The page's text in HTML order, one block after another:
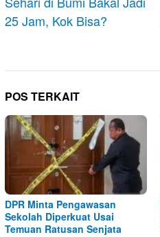
25 Jam, Kok Bisa?
POS TERKAIT
DPR Minta Pengawasan
Sekolah Diperkuat Usai
Temuan Ratusan Senjata